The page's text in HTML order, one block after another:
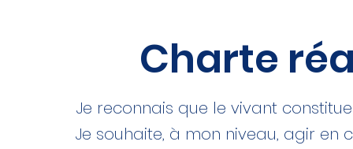
Charte
Je reconnais que le vivant
Je souhaite, à mon niveau, agir en